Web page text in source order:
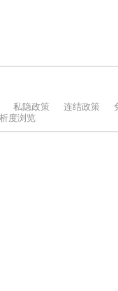
私隐政策 连结政策
度浏览